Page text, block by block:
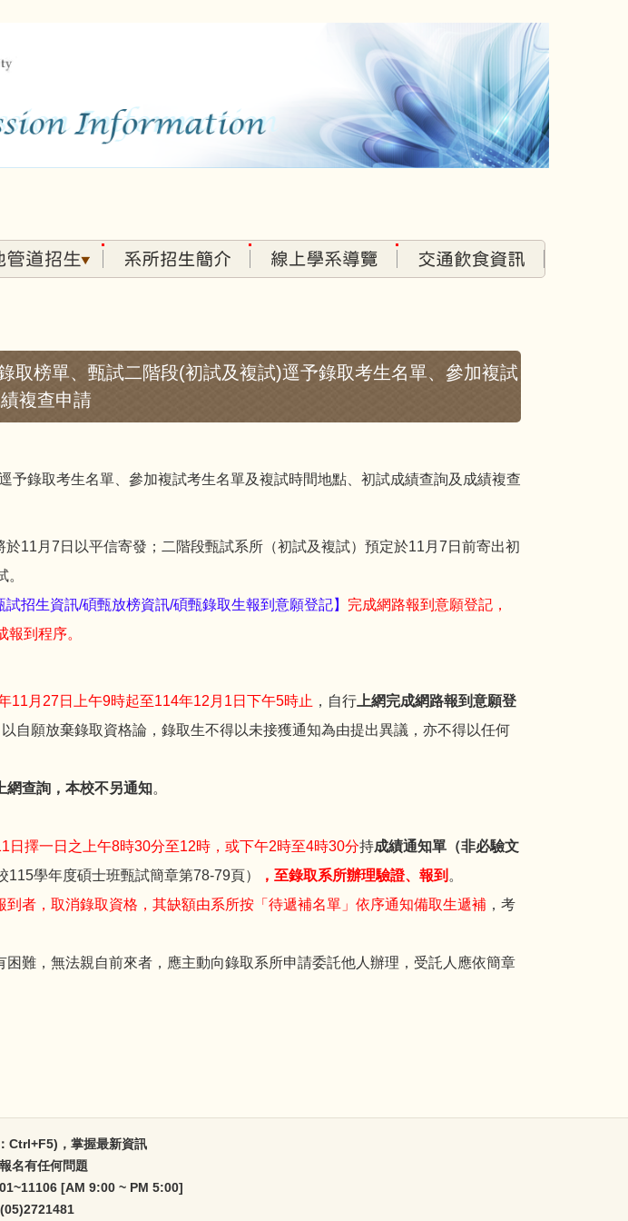
榜單、甄試二階段(初試及複試)逕予錄取考生名單、參加複試
複查申請
錄取考生名單、參加複試考生名單及複試時間地點、初試成績查詢及成績複查
11月7日以平信寄發；二階段甄試系所（初試及複試）預定於11月7日前寄出初
試招生資訊/碩甄放榜資訊/碩甄錄取生報到意願登記】 完成網路報到意願登記，
到程序。
11月27日上午9時起至114年12月1日下午5時止 ，自行 上網完成網路報到意願登
自願放棄錄取資格論，錄取生不得以未接獲通知為由提出異議，亦不得以任何
網查詢，本校不另通知。
日擇一日之上午8時30分至12時，或下午2時至4時30分持成績通知單（非必驗文
115學年度碩士班甄試簡章第78-79頁） ，至錄取系所辦理驗證、報到 。
到者，取消錄取資格，其缺額由系所按「待遞補名單」依序通知備取生遞補 ，考
難，無法親自前來者，應主動向錄取系所申請委託他人辦理，受託人應依簡章
Ctrl+F5)，掌握最新資訊
名有任何問題
[AM 9:00 ~ PM 5:00]